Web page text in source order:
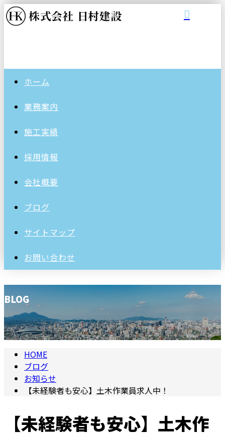
ホーム
業務案内
施工実績
採用情報
会社概要
ブログ
サイトマップ
お問い合わせ
BLOG
HOME
ブログ
お知らせ
【未経験者も安心】土木作業員求人中！
【未経験者も安心】土木作